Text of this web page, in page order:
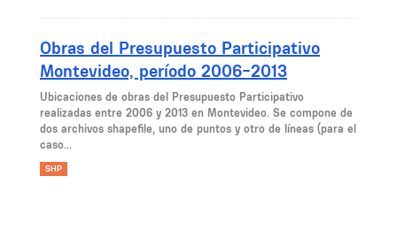
Obras del Presupuesto Participativo
Montevideo, período 2006-2013
Ubicaciones de obras del Presupuesto Participativo
realizadas entre 2006 y 2013 en Montevideo. Se compone de
dos archivos shapefile, uno de puntos y otro de líneas (para el
caso...
SHP